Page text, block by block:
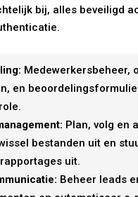
bij, alles beveiligd
Medewerkersbeheer,
en
Plan, volg en
bestanden uit en
uit.
Beheer leads